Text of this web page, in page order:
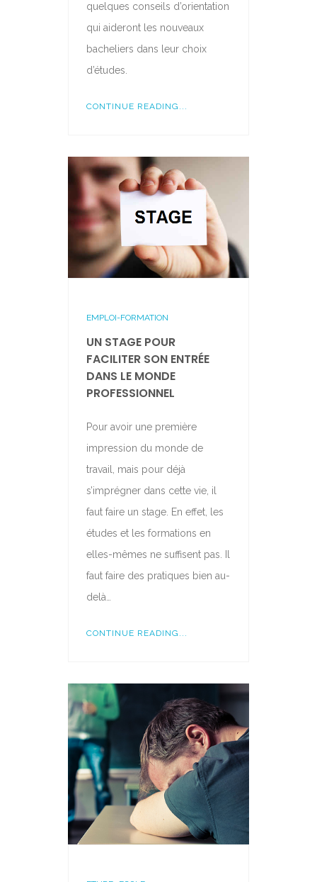
quelques conseils d’orientation
qui aideront les nouveaux
bacheliers dans leur choix
d’études.
CONTINUE READING...
EMPLOI-FORMATION
UN STAGE POUR
FACILITER SON ENTRÉE
DANS LE MONDE
PROFESSIONNEL
Pour avoir une première
impression du monde de
travail, mais pour déjà
s’imprégner dans cette vie, il
faut faire un stage. En effet, les
études et les formations en
elles-mêmes ne suffisent pas. Il
faut faire des pratiques bien au-
delà…
CONTINUE READING...